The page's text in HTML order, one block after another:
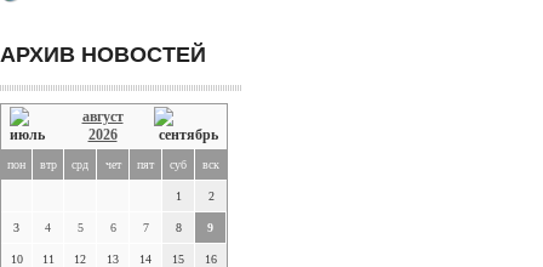
АРХИВ НОВОСТЕЙ
август
2026
пон втр срд чет пят суб вск
1 2
3 4 5 6 7 8 9
10 11 12 13 14 15 16